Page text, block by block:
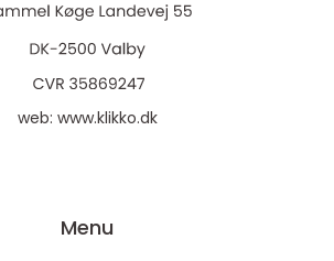
web: www.klikko.dk
Menu